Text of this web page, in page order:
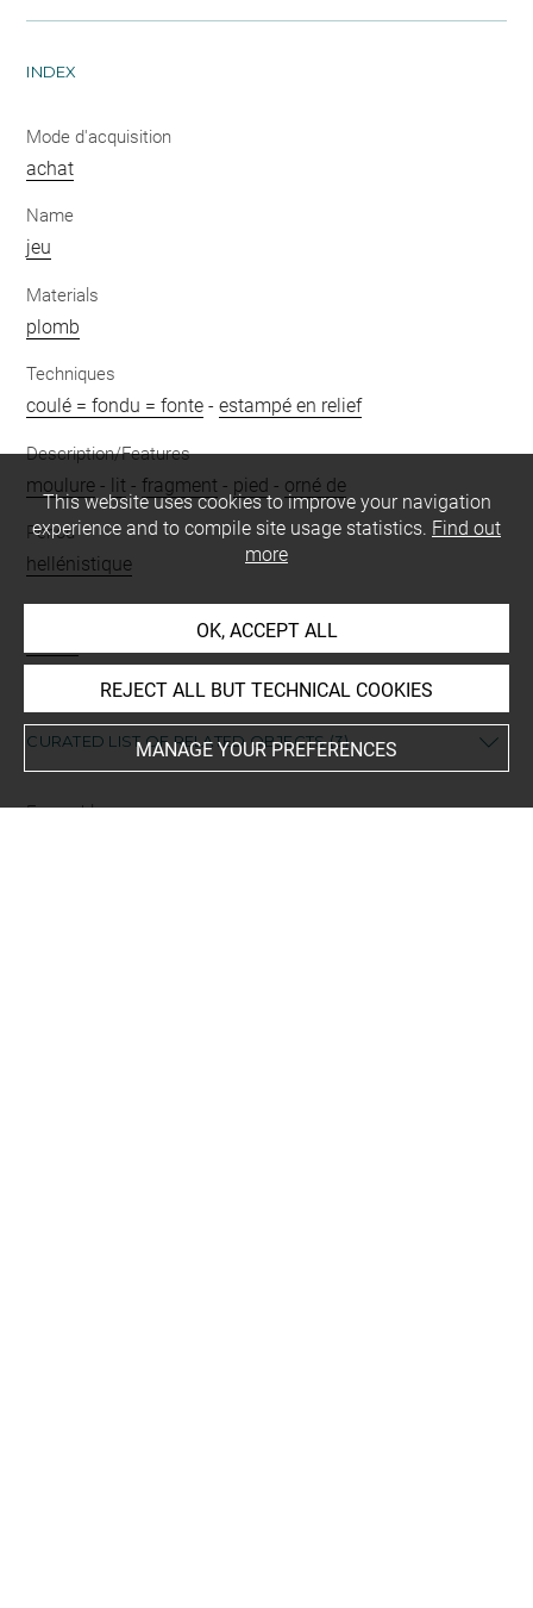
INDEX
Mode d'acquisition
achat
Name
jeu
Materials
plomb
Techniques
coulé = fondu = fonte -estampé en relief
Description/Features
moulure - lit - fragment - pied - orné de
Period
hellénistique
CURATED LIST OF RELATED OBJECTS (3)
Ensemble
This website uses cookies to improve your navigation
experience and to compile site usage statistics. Find out
more
OK, ACCEPT ALL
REJECT ALL BUT TECHNICAL COOKIES
MANAGE YOUR PREFERENCES